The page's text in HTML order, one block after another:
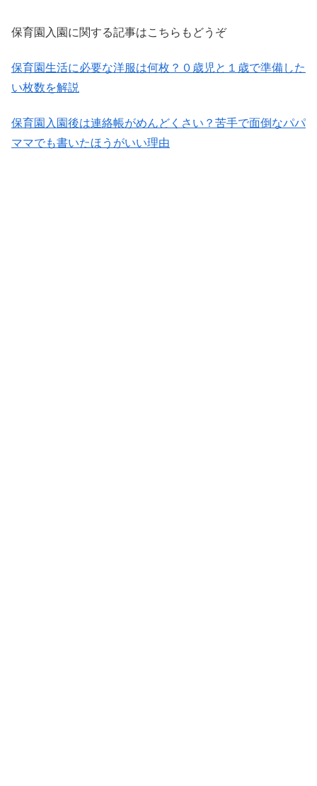
保育園入園に関する記事はこちらもどうぞ
保育園生活に必要な洋服は何枚？０歳児と１歳で準備した
い枚数を解説
保育園入園後は連絡帳がめんどくさい？苦手で面倒なパパ
ママでも書いたほうがいい理由